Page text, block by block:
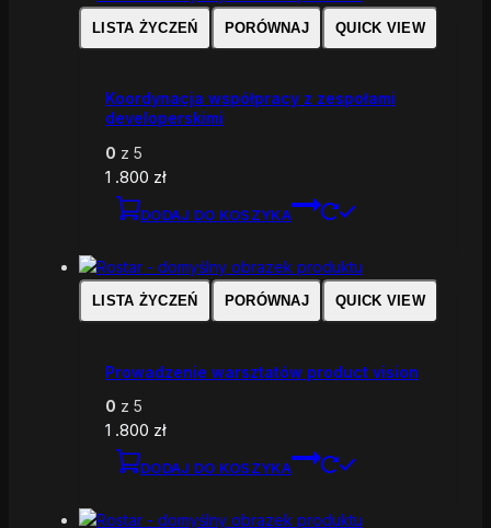
LISTA ŻYCZEŃ PORÓWNAJ QUICK VIEW
Koordynacja współpracy z zespołami
developerskimi
0 z 5
1 .800 zł
DODAJ DO KOSZYKA
LISTA ŻYCZEŃ PORÓWNAJ QUICK VIEW
Prowadzenie warsztatów product vision
0 z 5
1 .800 zł
DODAJ DO KOSZYKA